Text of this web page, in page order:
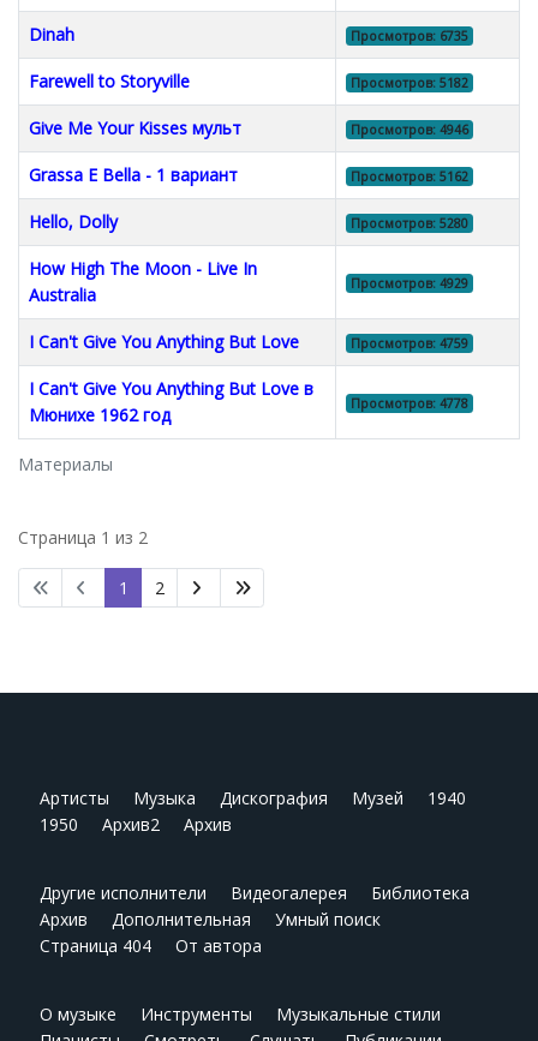
Материалы
Dinah Просмотров: 6735
Farewell to Storyville Просмотров: 5182
Give Me Your Kisses мульт Просмотров: 4946
Grassa E Bella - 1 вариант Просмотров: 5162
Hello, Dolly Просмотров: 5280
How High The Moon - Live In
Australia
Просмотров: 4929
I Can't Give You Anything But Love Просмотров: 4759
I Can't Give You Anything But Love в
Мюнихе 1962 год
Просмотров: 4778
Страница 1 из 2
1 2
Артисты Музыка Дискография Музей
1940
1950
Архив2 Архив
Другие исполнители Видеогалерея
Библиотека
Архив
Дополнительная
Умный поиск
Страница 404
От автора
О музыке Инструменты
Музыкальные стили